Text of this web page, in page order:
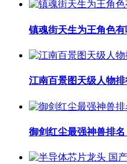
镇魂街天生为王角色
江南百景图天级人物排
御剑红尘最强神兽排